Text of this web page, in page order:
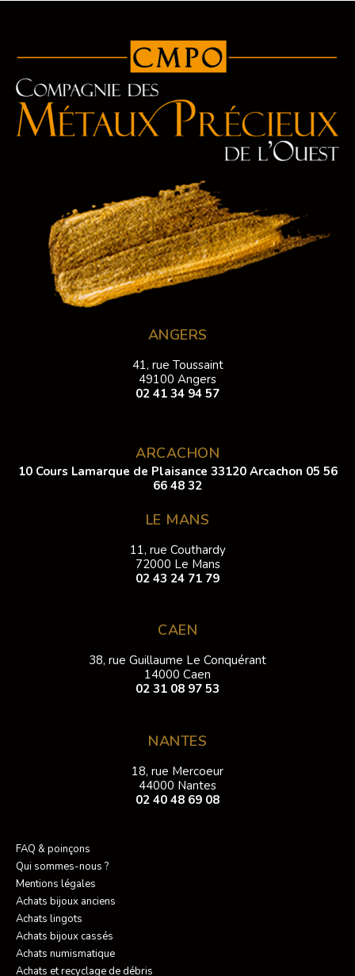
ANGERS
41, rue Toussaint
49100 Angers
02 41 34 94 57
ARCACHON
10 Cours Lamarque de Plaisance 33120 Arcachon 05 56
66 48 32
LE MANS
11, rue Couthardy
72000 Le Mans
02 43 24 71 79
CAEN
38, rue Guillaume Le Conquérant
14000 Caen
02 31 08 97 53
NANTES
18, rue Mercoeur
44000 Nantes
02 40 48 69 08
FAQ & poinçons
Qui sommes-nous ?
Mentions légales
Achats bijoux anciens
Achats lingots
Achats bijoux cassés
Achats numismatique
Achats et recyclage de débris